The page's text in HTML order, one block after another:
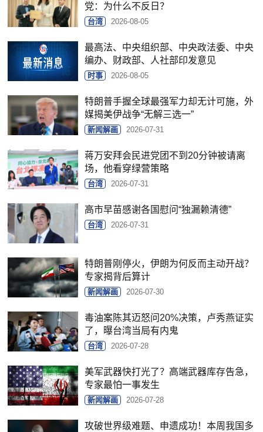
党：为什么不反日？
台湾 2026-08-05
最高法、中央组织部、中央政法委、中央
编办、财政部、人社部印发意见
时事 2026-08-05
特朗普手握全球最强军力却无计可施，外
媒揭美伊战争“无解三选一”
新闻解画 2026-07-31
蒋万安拜会民进党团不到20分钟被请离
场，他看穿绿营策略
台湾 2026-07-31
高市早苗感谢各国慰问“独漏赖清德”
台湾 2026-07-31
特朗普刚停火，伊朗为何反而主动开战？
专家揭背后算计
新闻解画 2026-07-30
毒油案陈其迈怒问20%决策，卢秀燕证实
了，曝台湾当局有内鬼
台湾 2026-07-28
美军武器快打光了？高端武器库存告急，
专家最怕一事发生
新闻解画 2026-07-28
攻破世界级难题、申遗成功！本周我国多